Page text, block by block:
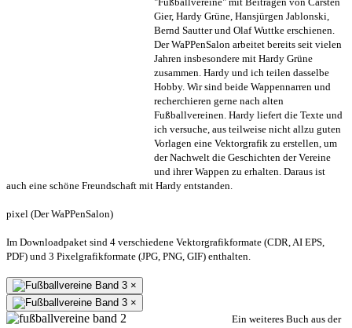
Gier, Hardy Grüne, Hansjürgen Jablonski,
Bernd Sautter und Olaf Wuttke erschienen.
Der WaPPenSalon arbeitet bereits seit vielen
Jahren insbesondere mit Hardy Grüne
zusammen. Hardy und ich teilen dasselbe
Hobby. Wir sind beide Wappennarren und
recherchieren gerne nach alten
Fußballvereinen. Hardy liefert die Texte und
ich versuche, aus teilweise nicht allzu guten
Vorlagen eine Vektorgrafik zu erstellen, um
der Nachwelt die Geschichten der Vereine
und ihrer Wappen zu erhalten. Daraus ist
auch eine schöne Freundschaft mit Hardy entstanden.
pixel (Der WaPPenSalon)
Im Downloadpaket sind 4 verschiedene Vektorgrafikformate (CDR, AI EPS,
PDF) und 3 Pixelgrafikformate (JPG, PNG, GIF) enthalten.
×
×
Ein weiteres Buch aus der